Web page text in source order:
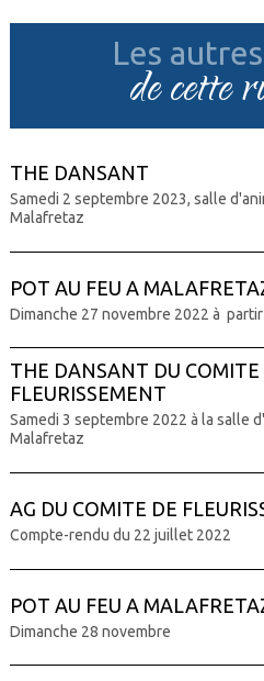
Les
de cette
THE DANSANT
Samedi 2 septembre 2023, salle
Malafretaz
POT AU FEU A
Dimanche 27 novembre 2022 à
THE DANSANT DU COMITE
FLEURISSEMENT
Samedi 3 septembre 2022 à la salle
Malafretaz
AG DU COMITE DE
Compte-rendu du 22 juillet 2022
POT AU FEU A
Dimanche 28 novembre